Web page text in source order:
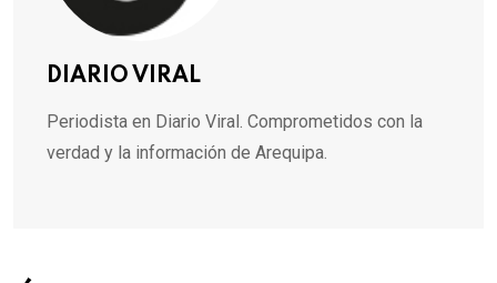
DIARIO VIRAL
Periodista en Diario Viral. Comprometidos con la
verdad y la información de Arequipa.